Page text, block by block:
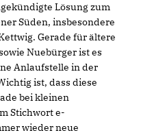
Lösung zum
Süden, insbesondere
Gerade für ältere
Nuebürger ist es
Anlaufstelle in der
ist, dass diese
bei kleinen
Stichwort e-
wieder neue